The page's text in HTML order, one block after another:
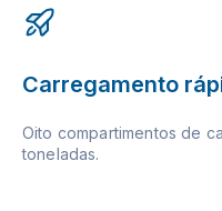
Carregamento
Oito compartimentos de
toneladas.